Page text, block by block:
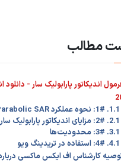
مطالب
اندیکاتور پارابولیک سار - دانلود
1.1. 1#: نحوه عملکرد Parabolic SAR
2.1. 2#: مزایای اندیکاتور پارابولیک سار
3.1. 3#: محدودیت‌ها
4.1. 4#: استفاده در تریدینگ ویو
کارشناس اف ایکس ماکسی درباره